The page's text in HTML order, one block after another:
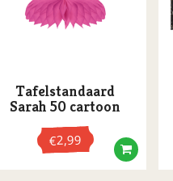
Tafelstandaard
Sarah 50 cartoon
€2,99